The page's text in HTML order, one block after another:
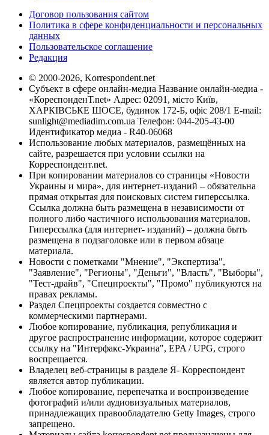
Договор пользования сайтом
Политика в сфере конфиденциальности и персональных
данных
Пользовательское соглашение
Редакция
© 2000-2026, Korrespondent.net
Субъект в сфере онлайн-медиа Название онлайн-медиа -
«КореспонденТ.net» Адрес: 02091, місто Київ,
ХАРКІВСЬКЕ ШОСЕ, будинок 172-Б, офіс 208/1 E-mail:
sunlight@mediadim.com.ua Телефон: 044-205-43-00
Идентификатор медиа - R40-06068
Использование любых материалов, размещённых на
сайте, разрешается при условии ссылки на
Корреспондент.net.
При копировании материалов со страницы «Новости
Украины и мира», для интернет-изданий – обязательна
прямая открытая для поисковых систем гиперссылка.
Ссылка должна быть размещена в независимости от
полного либо частичного использования материалов.
Гиперссылка (для интернет- изданий) – должна быть
размещена в подзаголовке или в первом абзаце
материала.
Новости с пометками "Мнение", "Экспертиза",
"Заявление", "Регионы", "Деньги", "Власть", "Выборы",
"Тест-драйв", "Спецпроекты", "Промо" публикуются на
правах рекламы.
Раздел Спецпроекты создается совместно с
коммерческими партнерами.
Любое копирование, публикация, републикация и
другое распространение информации, которое содержит
ссылку на "Интерфакс-Украина", EPA / UPG, строго
воспрещается.
Владелец веб-страницы в разделе Я- Корреспондент
является автор публикации.
Любое копирование, перепечатка и воспроизведение
фотографий и/или аудиовизуальных материалов,
принадлежащих правообладателю Getty Images, строго
запрещено.